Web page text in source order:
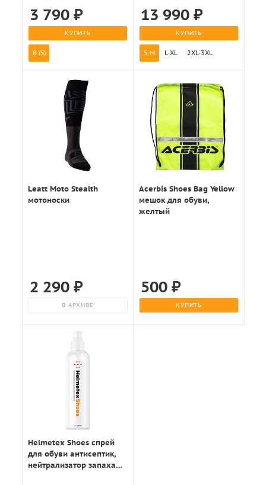
3 790₽
КУПИТЬ
8 (S)
13 990 ₽
КУПИТЬ
S-M L-XL 2XL-3XL
Leatt Moto Stealth
мотоноски
2 290₽
В АРХИВЕ
Acerbis Shoes Bag Yellow
мешок для обуви,
желтый
500 ₽
КУПИТЬ
Helmetex Shoes спрей
для обуви антисептик,
нейтрализатор запаха